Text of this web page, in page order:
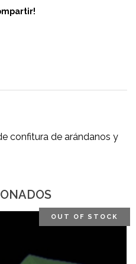
confitura de arándanos y
OUT OF STOCK